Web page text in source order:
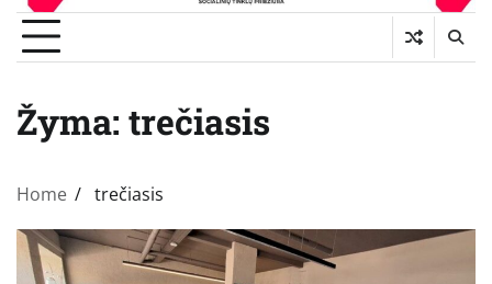
Žyma: trečiasis
Home trečiasis